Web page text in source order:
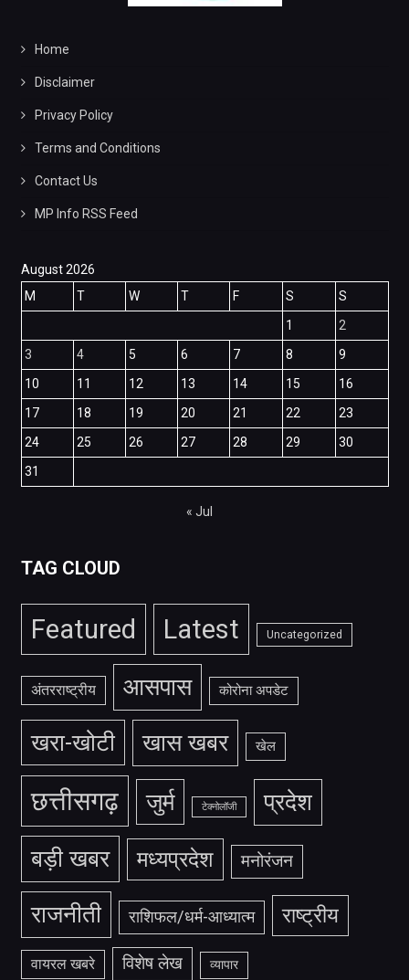
Home
Disclaimer
Privacy Policy
Terms and Conditions
Contact Us
MP Info RSS Feed
August 2026
M
T W T F S
S
1
2
3
4 5 6 7 8
9
10
11 12 13 14 15
16
17
18 19 20 21 22
23
24
25 26 27 28 29
30
31
« Jul
TAG CLOUD
Featured Latest Uncategorized
अंतरराष्ट्रीय आसपास कोरोना अपडेट
खरा-खोटी खास खबर खेल
छत्तीसगढ़ जुर्म टेक्नोलॉजी प्रदेश
बड़ी खबर मध्यप्रदेश मनोरंजन
राजनीती राशिफल/धर्म-आध्यात्म राष्ट्रीय
वायरल खबरे विशेष लेख व्यापार